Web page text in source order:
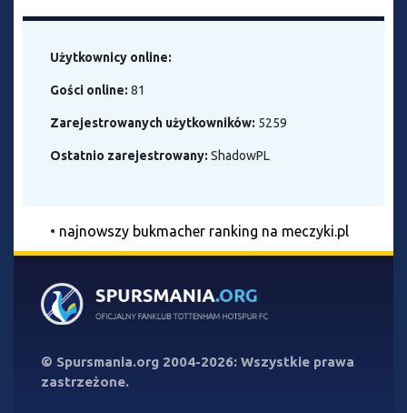
Użytkownicy online:
Gości online: 81
Zarejestrowanych użytkowników: 5259
Ostatnio zarejestrowany: ShadowPL
• najnowszy bukmacher ranking na meczyki.pl
© Spursmania.org 2004-2026: Wszystkie prawa
zastrzeżone.